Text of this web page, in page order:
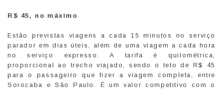
R$ 45, no máximo
Estão previstas viagens a cada 15 minutos no serviço
parador em dias úteis, além de uma viagem a cada hora
no serviço expresso. A tarifa é quilométrica,
proporcional ao trecho viajado, sendo o teto de R$ 45
para o passageiro que fizer a viagem completa, entre
Sorocaba e São Paulo. É um valor competitivo com o